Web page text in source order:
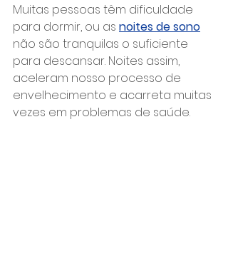
Muitas pessoas têm dificuldade
para dormir, ou as noites de sono
não são tranquilas o suficiente
para descansar. Noites assim,
aceleram nosso processo de
envelhecimento e acarreta muitas
vezes em problemas de saúde.